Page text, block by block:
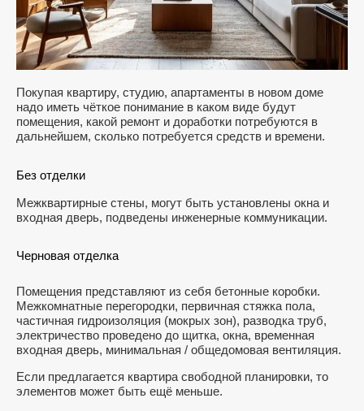
Покупая квартиру, студию, апартаменты в новом доме
надо иметь чёткое понимание в каком виде будут
помещения, какой ремонт и доработки потребуются в
дальнейшем, сколько потребуется средств и времени.
Без отделки
Межквартирные стены, могут быть установлены окна и
входная дверь, подведены инженерные коммуникации.
Черновая отделка
Помещения представляют из себя бетонные коробки.
Межкомнатные перегородки, первичная стяжка пола,
частичная гидроизоляция (мокрых зон), разводка труб,
электричество проведено до щитка, окна, временная
входная дверь, минимальная / общедомовая вентиляция.
Если предлагается квартира свободной планировки, то
элементов может быть ещё меньше.